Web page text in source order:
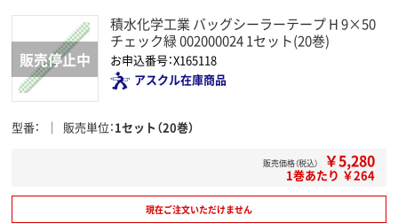
積水化学工業 バッグシーラーテープ H 9×50
チェック緑 002000024 1セット(20巻)
お申込番号：X165118
アスクル在庫商品
型番 販売単位 1セット（20巻）
販売価格（税込） ￥5,280
1巻あたり ￥264
現在ご注文いただけません